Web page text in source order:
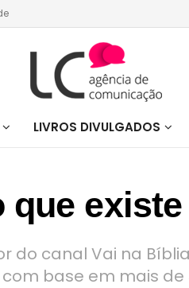
LIVROS DIVULGADOS
que
canal Vai na
base em mais